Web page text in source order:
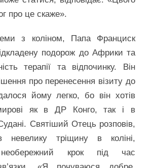
про це скаже».
з коліном, Папа Франциск
подорож до Африки та
терапії та відпочинку. Він
про перенесення візиту до
йому легко, бо він хотів
як в ДР Конго, так і в
Святіший Отець розповів,
невелику тріщину в коліні,
крок під час